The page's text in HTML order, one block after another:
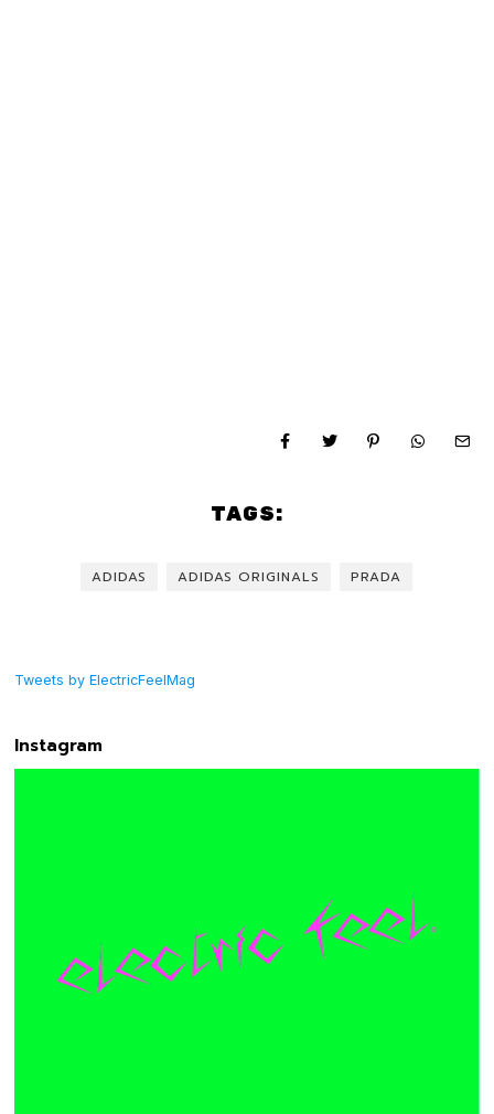
TAGS:
ADIDAS ADIDAS ORIGINALS PRADA
Tweets by ElectricFeelMag
Instagram